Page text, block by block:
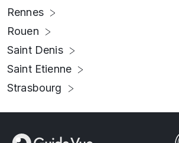
Rennes
Rouen
Saint Denis
Saint Etienne
Strasbourg